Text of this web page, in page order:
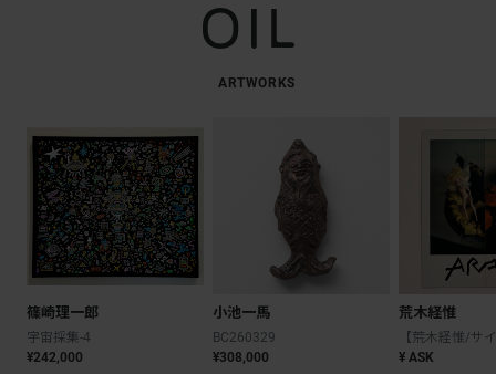
ARTWORKS
篠崎理一郎
宇宙採集-4
¥242,000
小池一馬
BC260329
¥308,000
荒木経惟
¥ ASK